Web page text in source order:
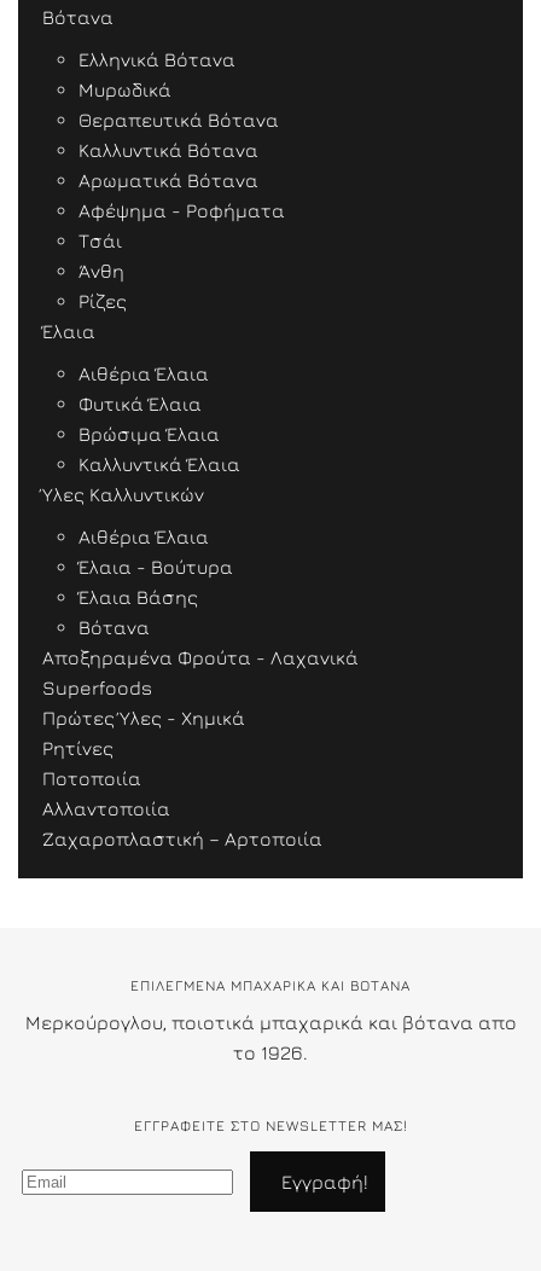
Βότανα
Ελληνικά Βότανα
Μυρωδικά
Θεραπευτικά Βότανα
Καλλυντικά Βότανα
Αρωματικά Βότανα
Αφέψημα - Ροφήματα
Τσάι
Άνθη
Ρίζες
Έλαια
Αιθέρια Έλαια
Φυτικά Έλαια
Βρώσιμα Έλαια
Καλλυντικά Έλαια
Ύλες Καλλυντικών
Αιθέρια Έλαια
Έλαια - Βούτυρα
Έλαια Βάσης
Βότανα
Αποξηραμένα Φρούτα - Λαχανικά
Superfoods
Πρώτες Ύλες - Χημικά
Ρητίνες
Ποτοποιία
Αλλαντοποιία
Ζαχαροπλαστική – Αρτοποιία
ΕΠΙΛΕΓΜΕΝΑ ΜΠΑΧΑΡΙΚΑ ΚΑΙ ΒΟΤΑΝΑ
Μερκούρογλου, ποιοτικά μπαχαρικά και βότανα απο
το 1926.
ΕΓΓΡΑΦΕΊΤΕ ΣΤΟ NEWSLETTER ΜΑΣ!